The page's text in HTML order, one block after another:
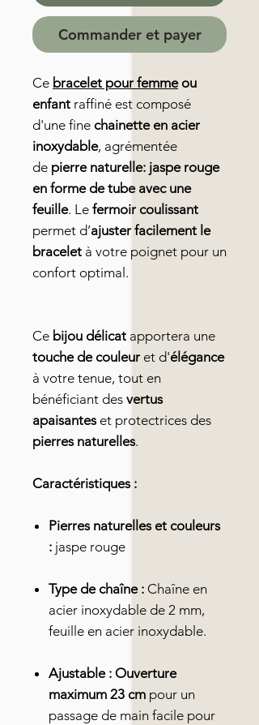
Commander et payer
Ce bracelet pour femmeou
enfant raffiné est composé
d'une fine chainette en acier
inoxydable, agrémentée
de pierre naturelle: jaspe rouge
en forme de tube avec une
feuille. Le fermoir coulissant
permet d’ajuster facilement le
bracelet à votre poignet pour un
confort optimal.
Ce bijou délicat apportera une
touche de couleur et d'élégance
à votre tenue, tout en
bénéficiant des vertus
apaisanteset protectrices des
pierres naturelles.
Caractéristiques :
Pierres naturelles et couleurs
: jaspe rouge
Type de chaîne : Chaîne en
acier inoxydable de 2 mm,
feuille en acier inoxydable.
Ajustable : Ouverture
maximum 23 cm pour un
passage de main facile pour